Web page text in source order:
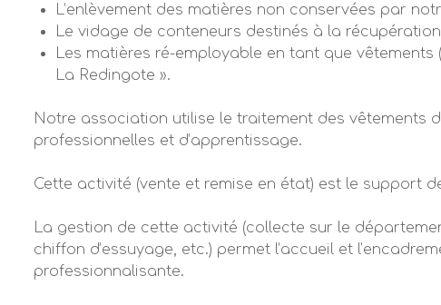
L’enlèvement des matières non conservées par
Le vidage de conteneurs destinés à la
Les matières ré-employable en tant que
La Redingote ».
Notre association utilise le traitement des vêtements
professionnelles et d’apprentissage.
Cette activité (vente et remise en état) est le support
La gestion de cette activité (collecte sur le
chiffon d’essuyage, etc.) permet l’accueil et
professionnalisante.